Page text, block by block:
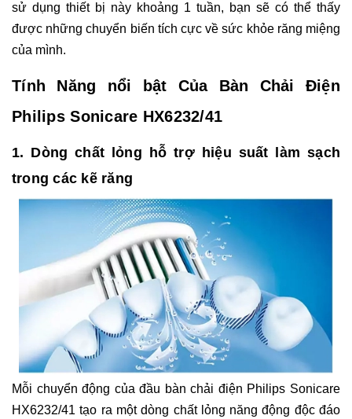
sử dụng thiết bị này khoảng 1 tuần, bạn sẽ có thể thấy
được những chuyển biến tích cực về sức khỏe răng miệng
của mình.
Tính Năng nổi bật Của Bàn Chải Điện
Philips Sonicare HX6232/41
1. Dòng chất lỏng hỗ trợ hiệu suất làm sạch
trong các kẽ răng
Mỗi chuyển động của đầu bàn chải điện Philips Sonicare
HX6232/41 tạo ra một dòng chất lỏng năng động độc đáo